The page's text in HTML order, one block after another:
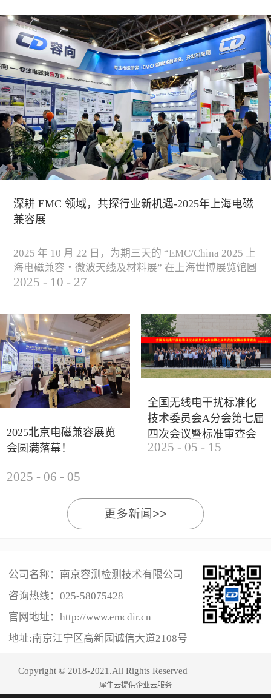
深耕 EMC 领域，共探行业新机遇-2025年上海电磁
兼容展
2025 年 10 月 22 日，为期三天的 “EMC/China 2025 上
海电磁兼容・微波天线及材料展” 在上海世博展览馆圆
满落下帷幕。作为电磁兼容领域的行业盛会，本届展
研讨及产品展示等多种形式，深入交流行业见解，踊
跃探索合作空间，为电磁兼容领域的高质量发展汇聚
了新动能。产品展示展会现场，公司展示了...
2025 - 10 - 27
2025北京电磁兼容展览
会圆满落幕！
2025 - 06 - 05
全国无线电干扰标准化
技术委员会A分会第七届
四次会议暨标准审查会
成功举办
2025 - 05 - 15
更多新闻>>
公司名称：南京容测检测技术有限公司
咨询热线： 025-58075428
官网地址：http://www.emcdir.cn
地址:南京江宁区高新园诚信大道2108号
Copyright © 2018-2021.All Rights Reserved
犀牛云提供企业云服务